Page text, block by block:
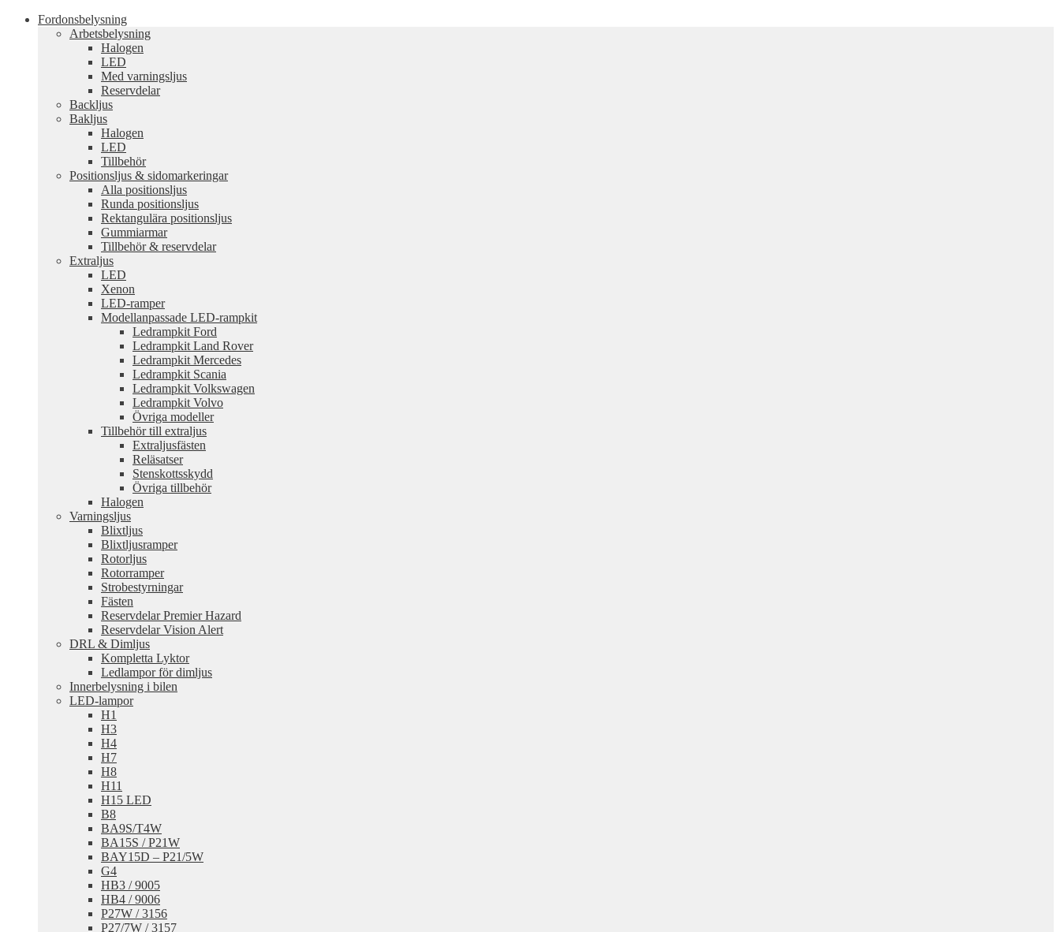
Fordonsbelysning
Arbetsbelysning
Halogen
LED
Med varningsljus
Reservdelar
Backljus
Bakljus
Halogen
LED
Tillbehör
Positionsljus & sidomarkeringar
Alla positionsljus
Runda positionsljus
Rektangulära positionsljus
Gummiarmar
Tillbehör & reservdelar
Extraljus
LED
Xenon
LED-ramper
Modellanpassade LED-rampkit
Ledrampkit Ford
Ledrampkit Land Rover
Ledrampkit Mercedes
Ledrampkit Scania
Ledrampkit Volkswagen
Ledrampkit Volvo
Övriga modeller
Tillbehör till extraljus
Extraljusfästen
Reläsatser
Stenskottsskydd
Övriga tillbehör
Halogen
Varningsljus
Blixtljus
Blixtljusramper
Rotorljus
Rotorramper
Strobestyrningar
Fästen
Reservdelar Premier Hazard
Reservdelar Vision Alert
DRL & Dimljus
Kompletta Lyktor
Ledlampor för dimljus
Innerbelysning i bilen
LED-lampor
H1
H3
H4
H7
H8
H11
H15 LED
B8
BA9S/T4W
BA15S / P21W
BAY15D – P21/5W
G4
HB3 / 9005
HB4 / 9006
P27W / 3156
P27/7W / 3157